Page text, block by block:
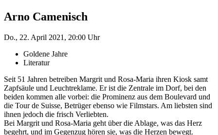
Arno Camenisch
Do., 22. April 2021, 20:00 Uhr
Goldene Jahre
Literatur
Seit 51 Jahren betreiben Margrit und Rosa-Maria ihren Kiosk samt
Zapfsäule und Leuchtreklame. Er ist die Zentrale im Dorf, bei den
beiden kommen alle vorbei: die Prominenz aus dem Boulevard und
die Tour de Suisse, Betrüger ebenso wie Filmstars. Am liebsten sind
ihnen jedoch die frisch Verliebten.
Bei Margrit und Rosa-Maria geht über die Ablage, was das Herz
begehrt, und im Gegenzug hören sie, was die Herzen bewegt.